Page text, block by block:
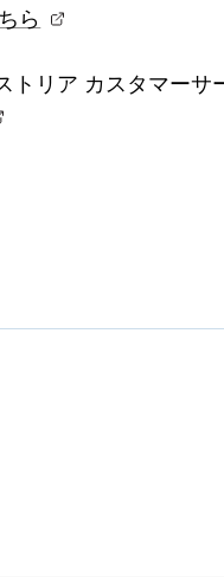
ら
トリア カスタマー